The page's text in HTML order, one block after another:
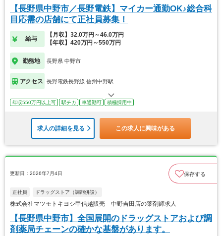
【長野県中野市／長野電鉄】マイカー通勤OK♪総合科
目応需の店舗にて正社員募集！
給与
【月収】32.0万円～46.0万円
【年収】420万円～550万円
勤務地 長野県 中野市
アクセス 長野電鉄長野線 信州中野駅
年収550万円以上可 駅チカ 車通勤可 積極採用中
求人の詳細を見る この求人に興味がある
更新日：2026年7月4日 保存する
正社員 ドラッグストア（調剤併設）
株式会社マツモトキヨシ甲信越販売 中野吉田店の薬剤師求人
【長野県中野市】全国展開のドラッグストアおよび調
剤薬局チェーンの確かな基盤があります。